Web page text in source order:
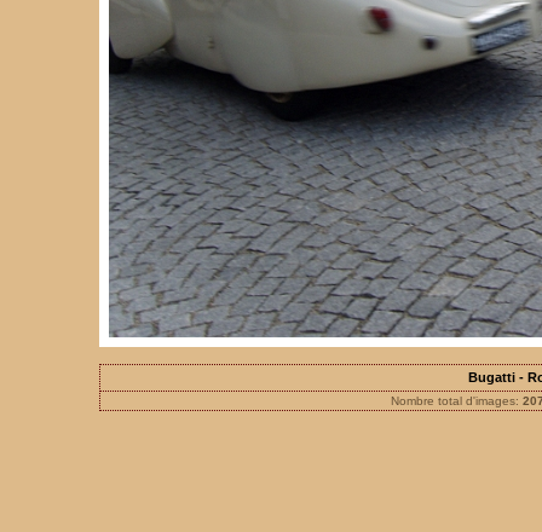
Bugatti -
Nombre total d'images: